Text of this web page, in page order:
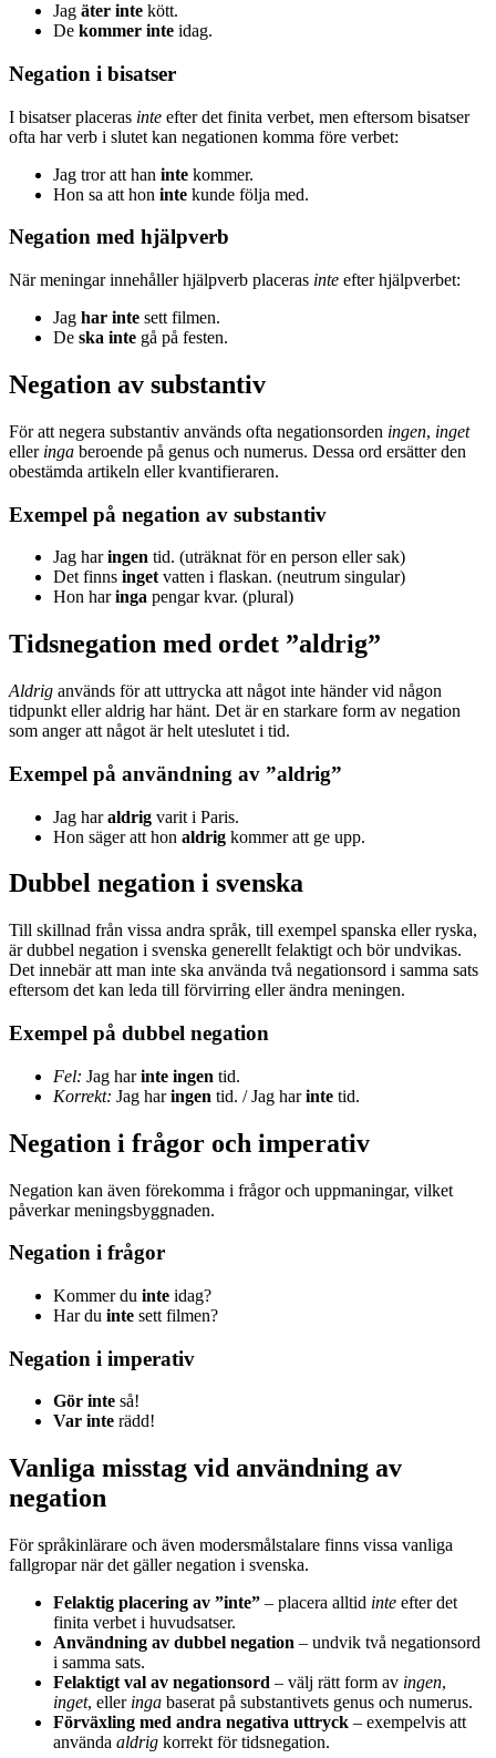
Jag äter inte kött.
De kommer inte idag.
Negation i bisatser
I bisatser placeras inte efter det finita verbet, men eftersom bisatser
ofta har verb i slutet kan negationen komma före verbet:
Jag tror att han inte kommer.
Hon sa att hon inte kunde följa med.
Negation med hjälpverb
När meningar innehåller hjälpverb placeras inte efter hjälpverbet:
Jag har inte sett filmen.
De ska inte gå på festen.
Negation av substantiv
För att negera substantiv används ofta negationsorden ingen, inget
eller inga beroende på genus och numerus. Dessa ord ersätter den
obestämda artikeln eller kvantifieraren.
Exempel på negation av substantiv
Jag haringen tid. (uträknat för en person eller sak)
Det finns inget vatten i flaskan. (neutrum singular)
Hon haringa pengar kvar. (plural)
Tidsnegation med ordet ”aldrig”
Aldrig används för att uttrycka att något inte händer vid någon
tidpunkt eller aldrig har hänt. Det är en starkare form av negation
som anger att något är helt uteslutet i tid.
Exempel på användning av ”aldrig”
Jag haraldrig varit i Paris.
Hon säger att hon aldrig kommer att ge upp.
Dubbel negation i svenska
Till skillnad från vissa andra språk, till exempel spanska eller ryska,
är dubbel negation i svenska generellt felaktigt och bör undvikas.
Det innebär att man inte ska använda två negationsord i samma sats
eftersom det kan leda till förvirring eller ändra meningen.
Exempel på dubbel negation
Fel: Jag harinte ingen tid.
Korrekt: Jag haringen tid. / Jag harinte tid.
Negation i frågor och imperativ
Negation kan även förekomma i frågor och uppmaningar, vilket
påverkar meningsbyggnaden.
Negation i frågor
Kommer du inte idag?
Har du inte sett filmen?
Negation i imperativ
Gör inte så!
Var inte rädd!
Vanliga misstag vid användning av
negation
För språkinlärare och även modersmålstalare finns vissa vanliga
fallgropar när det gäller negation i svenska.
Felaktig placering av ”inte” – placera alltid inte efter det
finita verbet i huvudsatser.
Användning av dubbel negation – undvik två negationsord
i samma sats.
Felaktigt val av negationsord – välj rätt form av ingen,
inget, eller inga baserat på substantivets genus och numerus.
Förväxling med andra negativa uttryck – exempelvis att
använda aldrig korrekt för tidsnegation.